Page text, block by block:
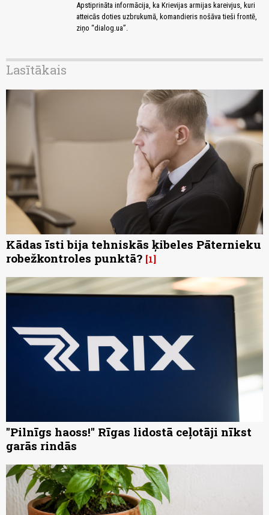
Apstiprināta informācija, ka Krievijas armijas kareivjus, kuri
atteicās doties uzbrukumā, komandieris nošāva tieši frontē,
ziņo “dialog.ua”.
Lasītākais
Kādas īsti bija tehniskās ķibeles Pāternieku
robežkontroles punktā? 1
"Pilnīgs haoss!" Rīgas lidostā ceļotāji nīkst
garās rindās